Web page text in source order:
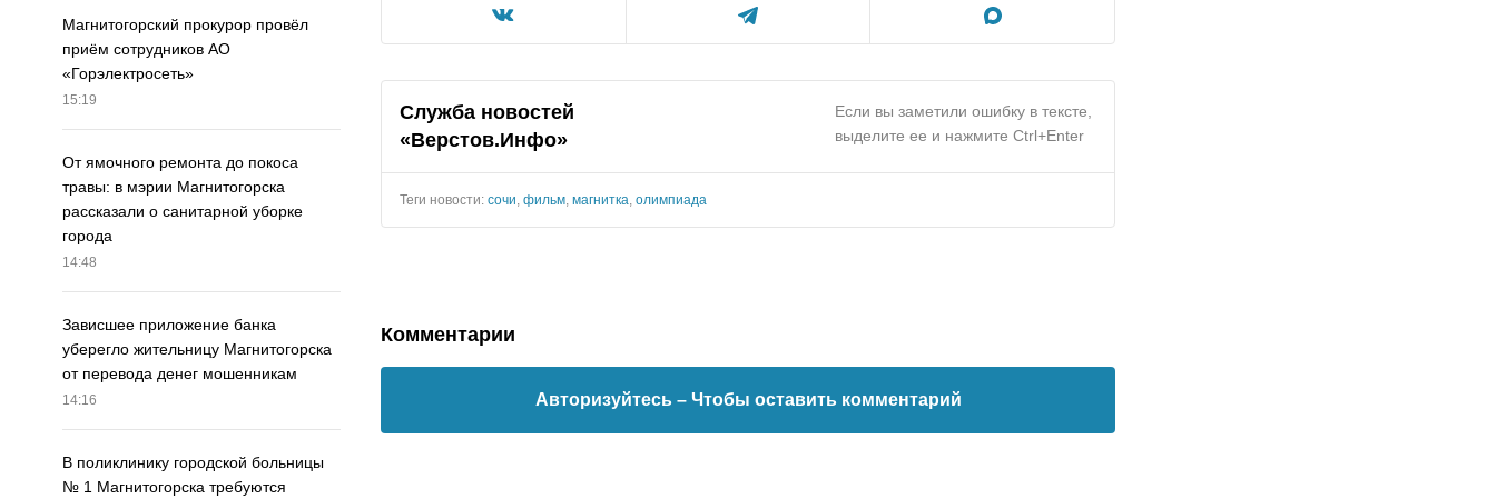
Магнитогорский прокурор провёл
приём сотрудников АО
«Горэлектросеть»
15:19
От ямочного ремонта до покоса
травы: в мэрии Магнитогорска
рассказали о санитарной уборке
города
14:48
Зависшее приложение банка
уберегло жительницу Магнитогорска
от перевода денег мошенникам
14:16
В поликлинику городской больницы
№ 1 Магнитогорска требуются
Служба новостей
«Верстов.Инфо»
Если вы заметили ошибку в тексте,
выделите ее и нажмите Ctrl+Enter
Теги новости: сочи фильм магнитка олимпиада
Комментарии
Авторизуйтесь – Чтобы оставить комментарий